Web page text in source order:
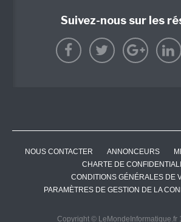
Suivez-nous sur les
NOUS CONTACTER ANNONCEURS
CHARTE DE
CONDITIONS GÉNÉRALES DE
PARAMÈTRES DE GESTION DE LA
Copyright © LeMondeInformatique.fr